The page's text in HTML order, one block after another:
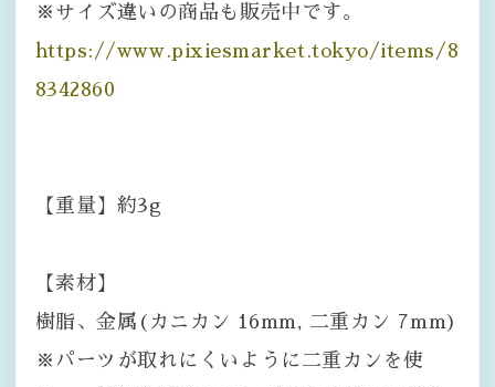
※サイズ違いの商品も販売中です。
https://www.pixiesmarket.tokyo/items/8
8342860
【重量】約3g
【素材】
樹脂、金属(カニカン 16mm, 二重カン 7mm)
※パーツが取れにくいように二重カンを使